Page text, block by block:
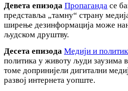
Девета епизода Пропаганда се
представља „тамну“ страну
ширење дезинформација може
људском друштву.
Десета епизода Медији и
политика у животу људи заузима
томе допринијели дигитални
развој интернета уопште.